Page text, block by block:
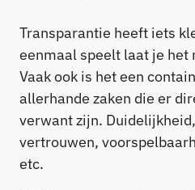
Transparantie heeft iets
eenmaal speelt laat je het
Vaak ook is het een
allerhande zaken die er
verwant zijn.
vertrouwen,
etc.